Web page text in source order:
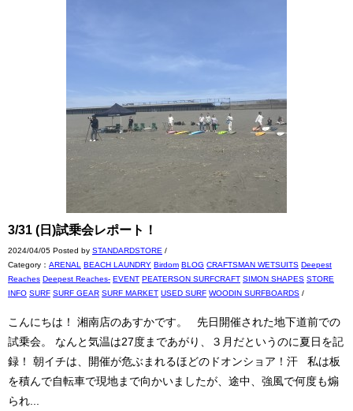
3/31 (日)試乗会レポート！
2024/04/05 Posted by STANDARDSTORE /
Category： ARENAL BEACH LAUNDRY Birdom BLOG CRAFTSMAN WETSUITS Deepest
Reaches Deepest Reaches- EVENT PEATERSON SURFCRAFT SIMON SHAPES STORE
INFO SURF SURF GEAR SURF MARKET USED SURF WOODIN SURFBOARDS /
こんにちは！ 湘南店のあすかです。 先日開催された地下道前での
試乗会。 なんと気温は27度まであがり、３月だというのに夏日を記
録！ 朝イチは、開催が危ぶまれるほどのドオンショア！汗 私は板
を積んで自転車で現地まで向かいましたが、途中、強風で何度も煽
られ...